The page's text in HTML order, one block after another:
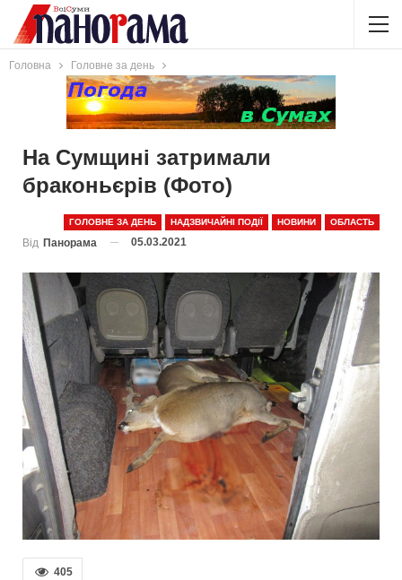
Головна Головне за день
На Сумщині затримали
браконьєрів (Фото)
ГОЛОВНЕ ЗА ДЕНЬ НАДЗВИЧАЙНІ ПОДІЇ НОВИНИ ОБЛАСТЬ
Від Панорама 05.03.2021
405